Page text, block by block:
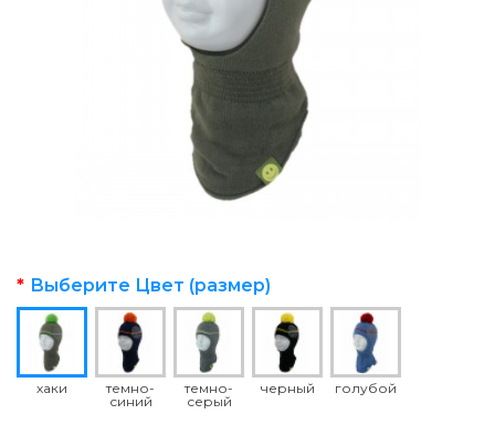
Выберите Цвет (размер)
хаки
темно-
синий
темно-
серый
черный голубой